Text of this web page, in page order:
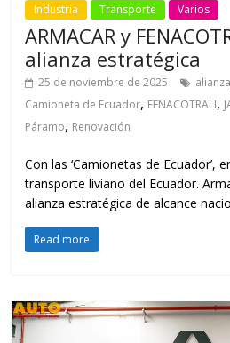
Industria Transporte Varios
ARMACAR y
alianza estratégica
25 de noviembre de 2025 alianza
Camioneta de Ecuador, FENACOTRALI,
Páramo, Renovación
Con las ‘Camionetas de Ecuador’,
transporte liviano del Ecuador.
alianza estratégica de alcance
Read more